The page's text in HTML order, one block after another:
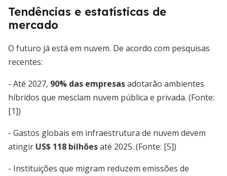
Tendências e estatísticas de
mercado
O futuro já está em nuvem. De acordo com pesquisas
recentes:
- Até 2027, 90% das empresasadotarão ambientes
híbridos que mesclam nuvem pública e privada. (Fonte:
[1])
- Gastos globais em infraestrutura de nuvem devem
atingir US$ 118 bilhõesaté 2025. (Fonte: [5])
- Instituições que migram reduzem emissões de